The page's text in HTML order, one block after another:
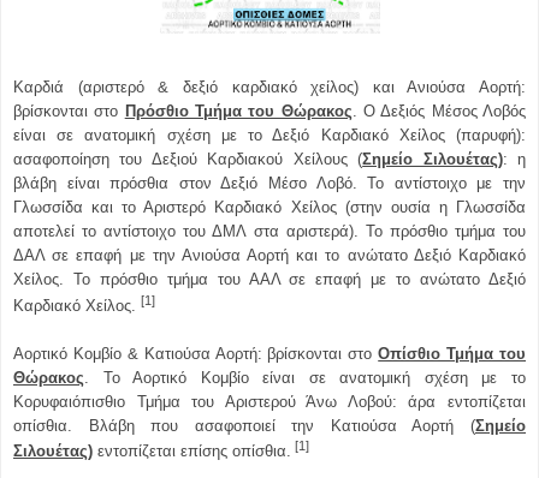
Καρδιά (αριστερό & δεξιό καρδιακό χείλος) και Ανιούσα Αορτή:
βρίσκονται στο Πρόσθιο Τμήμα του Θώρακος. Ο Δεξιός Μέσος Λοβός
είναι σε ανατομική σχέση με το Δεξιό Καρδιακό Χείλος (παρυφή):
ασαφοποίηση του Δεξιού Καρδιακού Χείλους (Σημείο Σιλουέτας): η
βλάβη είναι πρόσθια στον Δεξιό Μέσο Λοβό. Το αντίστοιχο με την
Γλωσσίδα και το Αριστερό Καρδιακό Χείλος (στην ουσία η Γλωσσίδα
αποτελεί το αντίστοιχο του ΔΜΛ στα αριστερά). Το πρόσθιο τμήμα του
ΔΑΛ σε επαφή με την Ανιούσα Αορτή και το ανώτατο Δεξιό Καρδιακό
Χείλος. Το πρόσθιο τμήμα του ΑΑΛ σε επαφή με το ανώτατο Δεξιό
Καρδιακό Χείλος.
[1]
Αορτικό Κομβίο & Κατιούσα Αορτή: βρίσκονται στοΟπίσθιο Τμήμα του
Θώρακος . Το Αορτικό Κομβίο είναι σε ανατομική σχέση με το
Κορυφαιόπισθιο Τμήμα του Αριστερού Άνω Λοβού: άρα εντοπίζεται
οπίσθια. Βλάβη που ασαφοποιεί την Κατιούσα Αορτή (Σημείο
Σιλουέτας) εντοπίζεται επίσης οπίσθια. [1]